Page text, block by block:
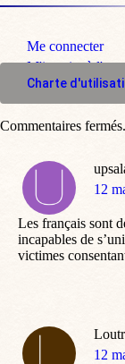
Me connecter
M'inscrire à
Charte
dit
12
Les français sont
incapables de
victimes
dit
12
Commentaires fermés.